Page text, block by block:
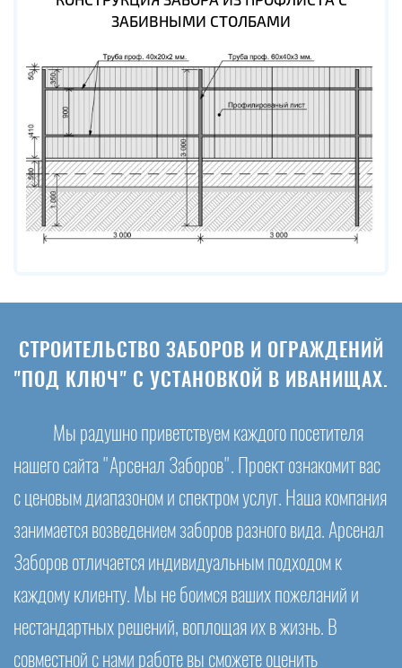
ЗАБИВНЫМИ СТОЛБАМИ
СТРОИТЕЛЬСТВО ЗАБОРОВ И ОГРАЖДЕНИЙ
"ПОД КЛЮЧ" С УСТАНОВКОЙ В ИВАНИЩАХ.
Мы радушно приветствуем каждого посетителя
нашего сайта "Арсенал Заборов". Проект ознакомит вас
с ценовым диапазоном и спектром услуг. Наша компания
занимается возведением заборов разного вида. Арсенал
Заборов отличается индивидуальным подходом к
каждому клиенту. Мы не боимся ваших пожеланий и
нестандартных решений, воплощая их в жизнь. В
совместной с нами работе вы сможете оценить